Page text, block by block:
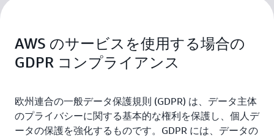
AWS のサービスを使用する場合の
GDPR コンプライアンス
欧州連合の一般データ保護規則 (GDPR) は、データ主体
のプライバシーに関する基本的な権利を保護し、個人デ
ータの保護を強化するものです。GDPR には、データの